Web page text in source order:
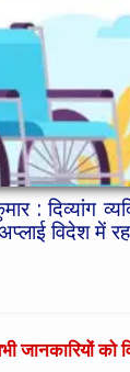
: दिव्यांग
विदेश में
जानकारियों को